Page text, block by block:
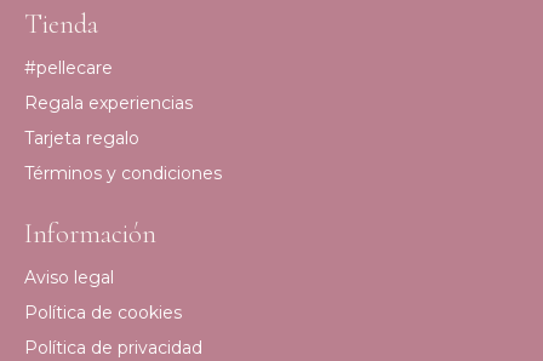
Tienda
#pellecare
Regala experiencias
Tarjeta regalo
Términos y condiciones
Información
Aviso legal
Política de cookies
Política de privacidad